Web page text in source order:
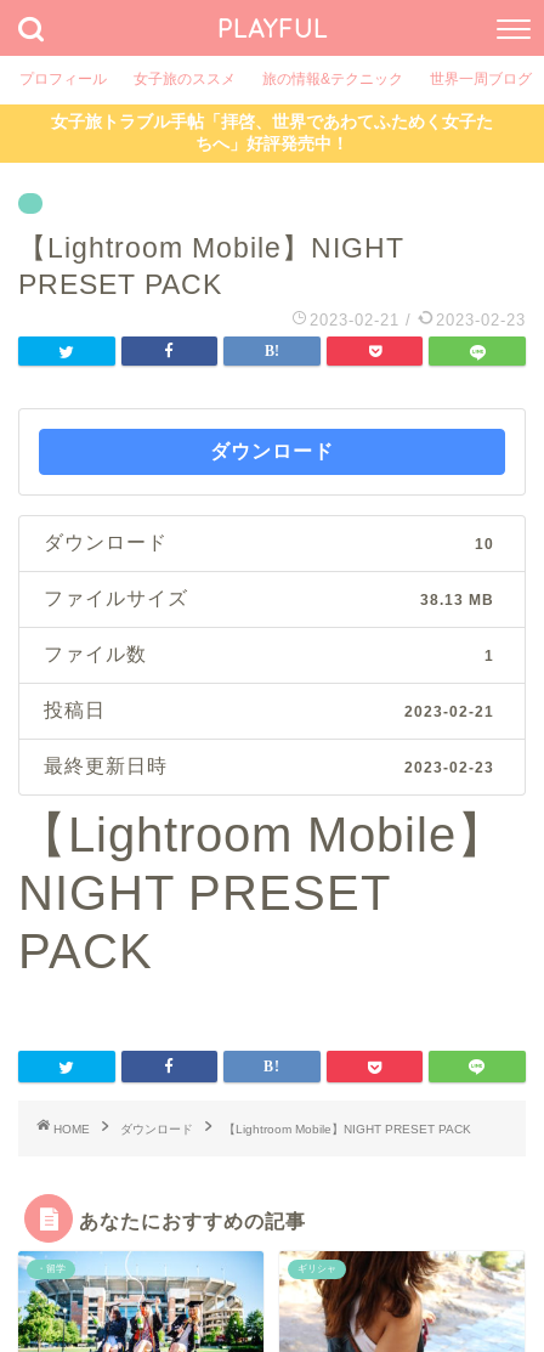
PLAYFUL
プロフィール 女子旅のススメ 旅の情報&テクニック 世界一周ブログ
女子旅トラブル手帖「拝啓、世界であわてふためく女子た
ちへ」好評発売中！
【Lightroom Mobile】NIGHT
PRESET PACK
2023-02-21 / 2023-02-23
ダウンロード
ダウンロード 10
ファイルサイズ 38.13 MB
ファイル数 1
投稿日 2023-02-21
最終更新日時 2023-02-23
【Lightroom Mobile】
NIGHT PRESET
PACK
HOME ダウンロード 【Lightroom Mobile】NIGHT PRESET PACK
あなたにおすすめの記事
・留学 ギリシャ